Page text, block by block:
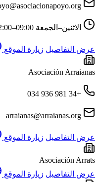
الاثنين–الجمعة 09:00–22:00
عرض التفاصيل زيارة الموقع
Asociación Arraianas
+34 981 936 034
arraianas@arraianas.org
عرض التفاصيل زيارة الموقع
Asociación Arrats
عرض التفاصيل زيارة الموقع